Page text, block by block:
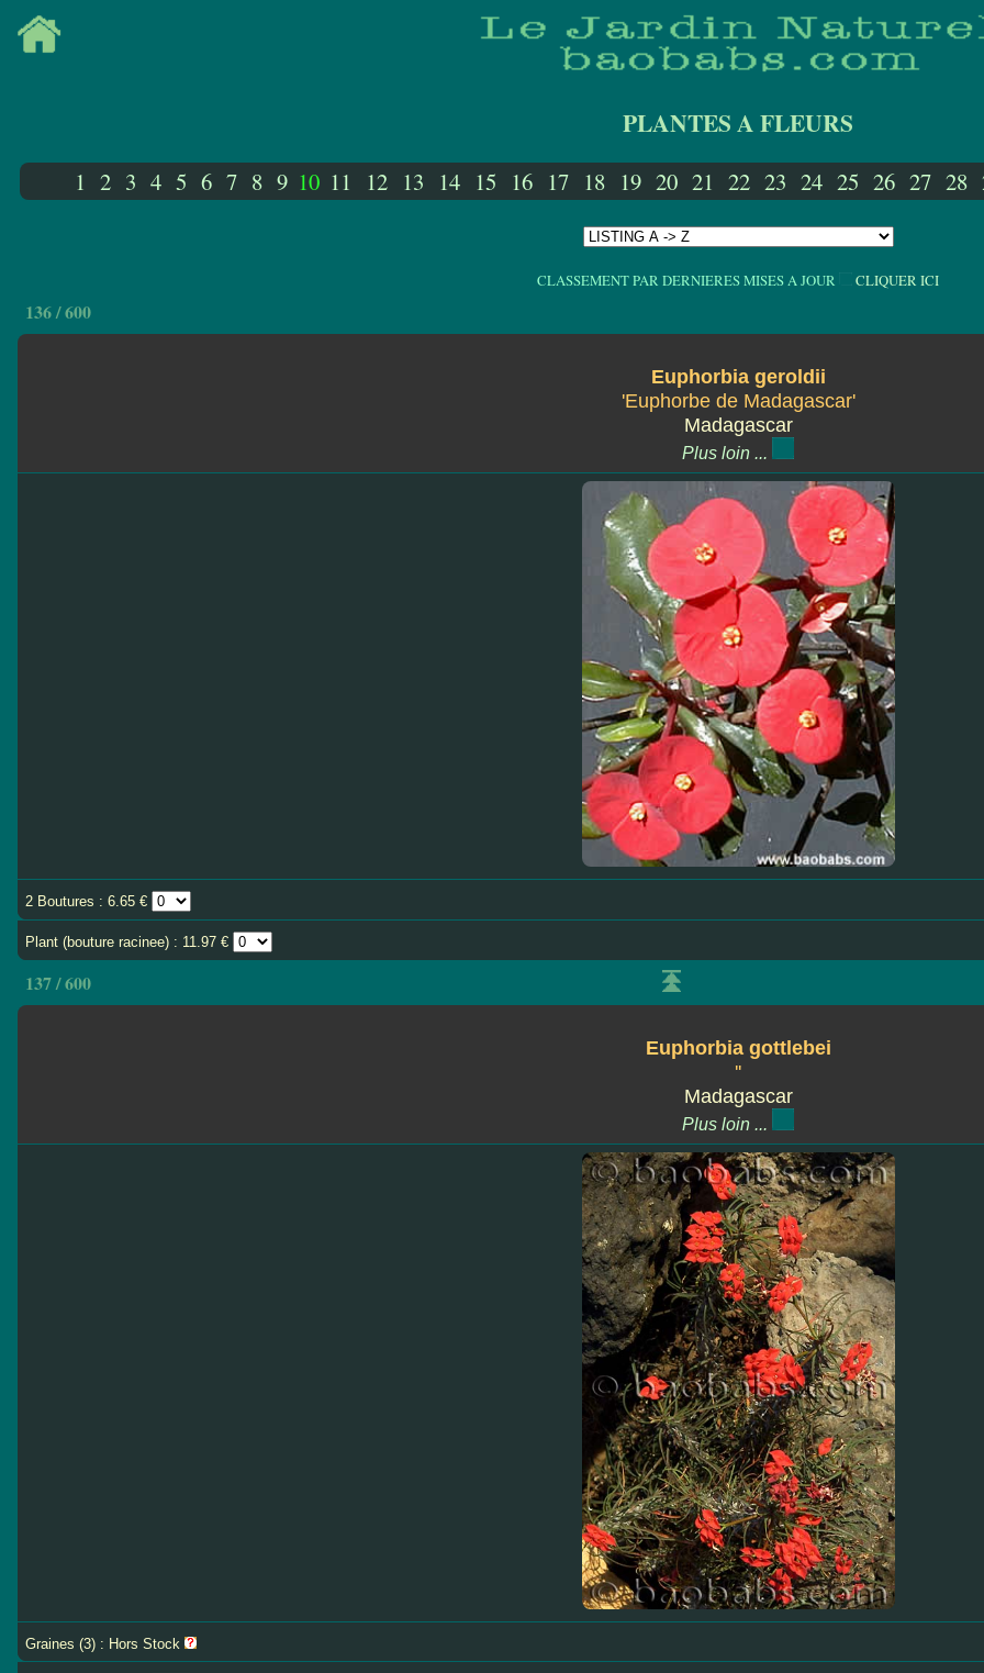
PLANTES A FLEURS
1 2 3 4 5 6 7 8 9 10 11 12 13 14 15 16 17 18 19 20 21 22 23 24 25 26 27 28
CLASSEMENT PAR DERNIERES MISES A JOUR CLIQUER ICI
136 / 600
Euphorbia geroldii
'Euphorbe de Madagascar'
Madagascar
Plus loin ...
2 Boutures : 6.65 €
Plant (bouture racinee) : 11.97 €
137 / 600
Euphorbia gottlebei
''
Madagascar
Plus loin ...
Graines (3) : Hors Stock